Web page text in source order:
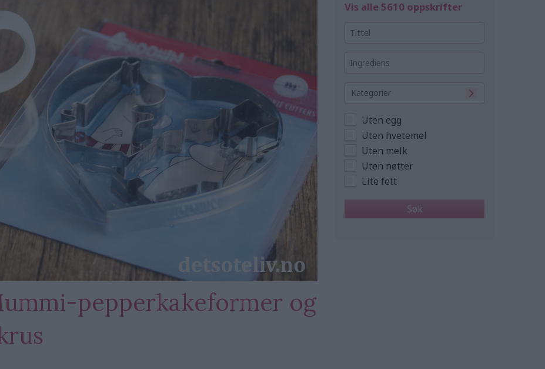
pepperkakeformer og
Vis alle 5610 oppskrifter
Kategorier
Uten egg
Uten hvetemel
Uten melk
Uten nøtter
Lite fett